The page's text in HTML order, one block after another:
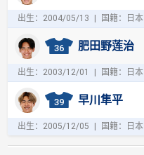
出生：2004/05/13 国籍：日本
36 肥田野莲治
出生：2003/12/01 国籍：日本
39 早川隼平
出生：2005/12/05 国籍：日本